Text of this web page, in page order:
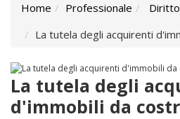
Home Professionale
Diritto
La tutela degli acquirenti
La tutela degli
d'immobili da